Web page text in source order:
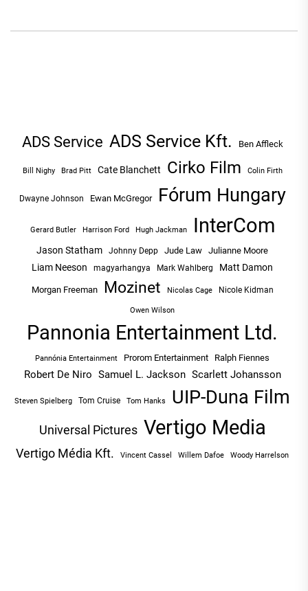
ADS Service ADS Service Kft. Ben Affleck
Bill Nighy Brad Pitt Cate Blanchett Cirko Film Colin Firth
Dwayne Johnson Ewan McGregor Fórum Hungary
Gerard Butler Harrison Ford Hugh Jackman InterCom
Jason Statham Johnny Depp Jude Law Julianne Moore
Liam Neeson magyarhangya Mark Wahlberg Matt Damon
Morgan Freeman Mozinet Nicolas Cage Nicole Kidman
Owen Wilson
Pannonia Entertainment Ltd.
Pannónia Entertainment Prorom Entertainment Ralph Fiennes
Robert De Niro Samuel L. Jackson Scarlett Johansson
Steven Spielberg Tom Cruise Tom Hanks UIP-Duna Film
Universal Pictures Vertigo Media
Vertigo Média Kft. Vincent Cassel Willem Dafoe Woody Harrelson